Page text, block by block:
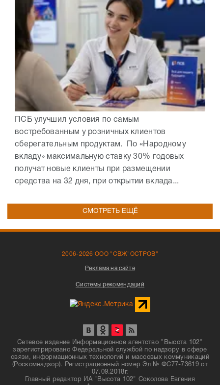
ПСБ улучшил условия по самым
востребованным у розничных клиентов
сберегательным продуктам. По «Народному
вкладу» максимальную ставку 30% годовых
получат новые клиенты при размещении
средства на 32 дня, при открытии вклада...
СМОТРЕТЬ ЕЩЁ
2006-2026 ООО "СВЖ"ОСТРОВ"
Реклама на сайте
Системы рекомендаций
Сетевое издание Информационное агентство "Высота 102"
зарегистрировано Федеральной службой по надзору в сфере
связи, информационных технологий и массовых коммуникаций
(Роскомнадзор). Регистрационный номер Эл № ФС77-73619 от
07.09.2018г.
Главный редактор ИА "Высота 102" Соколова Евгения